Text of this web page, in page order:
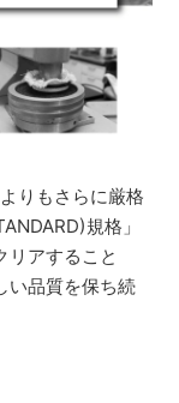
りもさらに厳格
規格」
リアすること
い品質を保ち続